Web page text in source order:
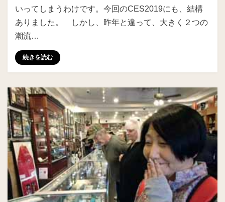
いってしまうわけです。今回のCES2019にも、結構
ありました。 しかし、昨年と違って、大きく２つの
潮流…
続きを読む